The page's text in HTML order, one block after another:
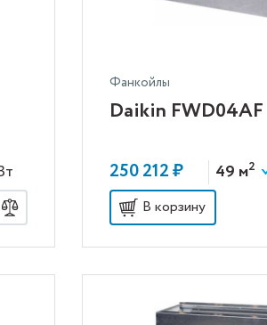
Фанкойлы
Daikin FWD04AF
250 212 ₽ 49 м2
В корзину